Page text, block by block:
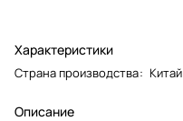
Характеристики
Страна производства: Китай
Описание